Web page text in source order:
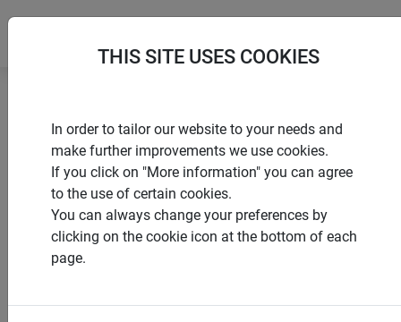
Accueil
Produits de Windhager Home & Garden
Moustiquaire
Portes Stores enrouleurs pour portes
CATÉGORIE DE PRODUITS
STORES ENROULEURS
THIS SITE USES COOKIES
In order to tailor our website to your needs and
make further improvements we use cookies.
If you click on "More information" you can agree
to the use of certain cookies.
You can always change your preferences by
clicking on the cookie icon at the bottom of each
page.